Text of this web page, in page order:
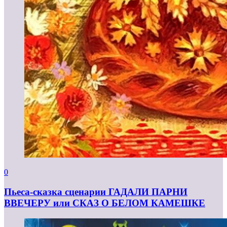
0
Пьеса-сказка сценарии ГАДАЛИ ПАРНИ
ВВЕЧЕРУ или СКАЗ О БЕЛОМ КАМЕШКЕ